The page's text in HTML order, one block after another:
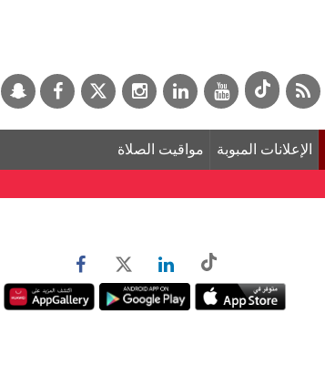
الإعلانات المبوبة مواقيت الصلاة